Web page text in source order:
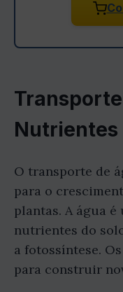
Nutrientes
O transporte de
para o
plantas. A água
nutrientes do
a fotossíntese.
para construir